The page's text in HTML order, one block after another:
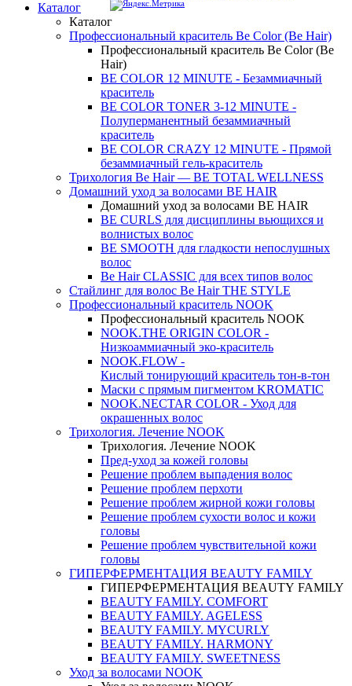
Каталог
Каталог
Профессиональный краситель Be Color (Be Hair)
Профессиональный краситель Be Color (Be
Hair)
BE COLOR 12 MINUTE - Безаммиачный
краситель
BE COLOR TONER 3-12 MINUTE -
Полуперманентный безаммиачный
краситель
BE COLOR CRAZY 12 MINUTE - Прямой
безаммиачный гель-краситель
Трихология Be Hair — BE TOTAL WELLNESS
Домашний уход за волосами BE HAIR
Домашний уход за волосами BE HAIR
BE CURLS для дисциплины вьющихся и
волнистых волос
BE SMOOTH для гладкости непослушных
волос
Be Hair CLASSIC для всех типов волос
Стайлинг для волос Be Hair THE STYLE
Профессиональный краситель NOOK
Профессиональный краситель NOOK
NOOK.THE ORIGIN COLOR -
Низкоаммиачный эко-краситель
NOOK.FLOW -
Кислый тонирующий краситель тон-в-тон
Маски с прямым пигментом KROMATIC
NOOK.NECTAR COLOR - Уход для
окрашенных волос
Трихология. Лечение NOOK
Трихология. Лечение NOOK
Пред-уход за кожей головы
Решение проблем выпадения волос
Решение проблем перхоти
Решение проблем жирной кожи головы
Решение проблем сухости волос и кожи
головы
Решение проблем чувствительной кожи
головы
ГИПЕРФЕРМЕНТАЦИЯ BEAUTY FAMILY
ГИПЕРФЕРМЕНТАЦИЯ BEAUTY FAMILY
BEAUTY FAMILY. COMFORT
BEAUTY FAMILY. AGELESS
BEAUTY FAMILY. MYCURLY
BEAUTY FAMILY. HARMONY
BEAUTY FAMILY. SWEETNESS
Уход за волосами NOOK